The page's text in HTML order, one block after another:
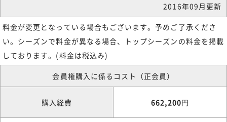
2016年09月更新
料金が変更となっている場合もございます。予めご了承くださ
い。シーズンで料金が異なる場合、トップシーズンの料金を掲載
しております。(料金は税込み)
会員権購入に係るコスト（正会員）
購入経費 662,200円